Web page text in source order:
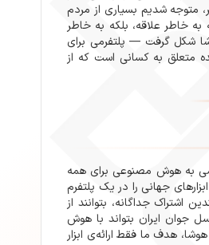
شدیم بسیاری از مردم
به خاطر علاقه، بلکه به خاطر
شکل گرفت — پلتفرمی برای
متعلق به کسانی است که از
به هوش مصنوعی برای همه
جهانی را در یک پلتفرم
اشتراک جداگانه، بتوانند از
جوان ایران بتواند با هوش
هدف ما فقط ارائه‌ی ابزار